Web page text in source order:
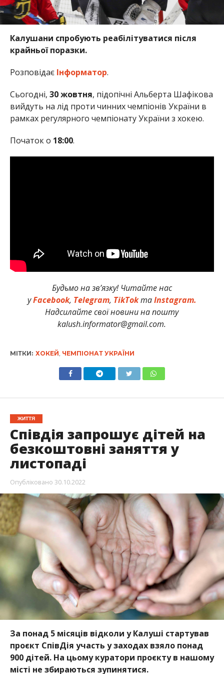
Калушани спробують реабілітуватися після
крайньої поразки.
РозповідаєІнформатор.
Сьогодні, 30 жовтня, підопічні Альберта Шафікова
вийдуть на лід проти чинних чемпіонів України в
рамках регулярного чемпіонату України з хокею.
Початок о 18:00.
Будьмо на зв’язку! Читайте нас
уFacebook, Telegram, TikTokтаInstagram.
Надсилайте свої новини на пошту
kalush.informator@gmail.com.
МІТКИ: ХОКЕЙ ЧЕМПІОНАТ УКРАЇНИ
ЖИТТЯ
Співдія запрошує дітей на
безкоштовні заняття у
листопаді
Опубліковано 30.10.2022
За понад 5 місяців відколи у Калуші стартував
проєкт СпівДія участь у заходах взяло понад
900 дітей. На цьому куратори проєкту в нашому
місті не збираються зупинятися.